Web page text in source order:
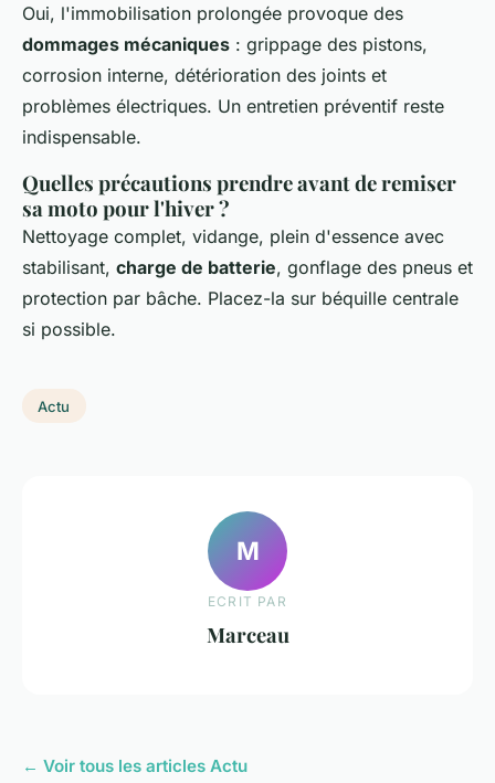
Oui, l'immobilisation prolongée provoque des
dommages mécaniques : grippage des pistons,
corrosion interne, détérioration des joints et
problèmes électriques. Un entretien préventif reste
indispensable.
Quelles précautions prendre avant de remiser
sa moto pour l'hiver ?
Nettoyage complet, vidange, plein d'essence avec
stabilisant, charge de batterie, gonflage des pneus et
protection par bâche. Placez-la sur béquille centrale
si possible.
Actu
M
ECRIT PAR
Marceau
← Voir tous les articles Actu